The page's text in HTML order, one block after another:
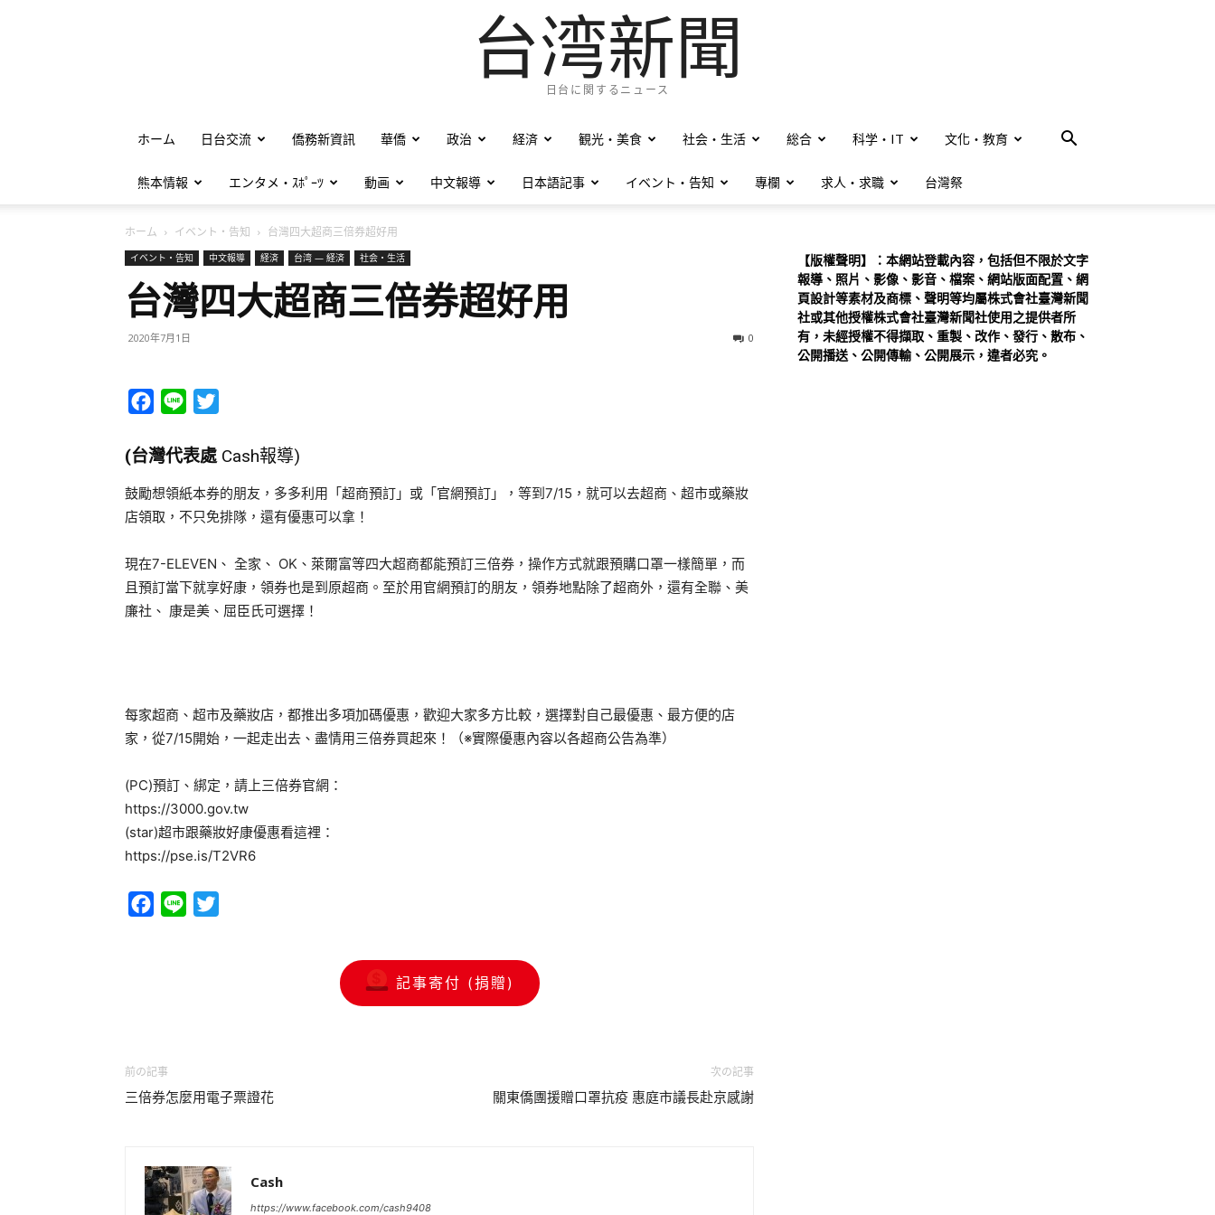
台湾新聞
日台に関するニュース
ホーム 日台交流 僑務新資訊 華僑 政治 経済 観光・美食 社会・生活 総合 科学・IT 文化・教育
熊本情報 エンタメ・ｽﾎﾟｰﾂ 動画 中文報導 日本語記事 イベント・告知 專欄 求人・求職 台灣祭
ホーム イベント・告知 台灣四大超商三倍券超好用
イベント・告知 中文報導 経済 台湾 — 経済 社会・生活
台灣四大超商三倍券超好用
2020年7月1日 0
Facebook
Line
(台灣代表處 Cash報導)
鼓勵想領紙本券的朋友，多多利用「超商預訂」或「官網預訂」，等到7/15，就可以去超商、超市或藥妝
店領取，不只免排隊，還有優惠可以拿！
現在7-ELEVEN、 全家、 OK、萊爾富等四大超商都能預訂三倍券，操作方式就跟預購口罩一樣簡單，而
且預訂當下就享好康，領券也是到原超商。至於用官網預訂的朋友，領券地點除了超商外，還有全聯、美
廉社、 康是美、屈臣氏可選擇！
每家超商、超市及藥妝店，都推出多項加碼優惠，歡迎大家多方比較，選擇對自己最優惠、最方便的店
家，從7/15開始，一起走出去、盡情用三倍券買起來！（※實際優惠內容以各超商公告為準）
(PC)預訂、綁定，請上三倍券官網：
https://3000.gov.tw
(star)超市跟藥妝好康優惠看這裡：
https://pse.is/T2VR6
Facebook
Line
記事寄付 (捐贈)
前の記事
三倍券怎麼用電子票證花
次の記事
關東僑團援贈口罩抗疫 惠庭市議長赴京感謝
Cash
https://www.facebook.com/cash9408
【版權聲明】：本網站登載內容，包括但不限於文字
報導、照片、影像、影音、檔案、網站版面配置、網
頁設計等素材及商標、聲明等均屬株式會社臺灣新聞
社或其他授權株式會社臺灣新聞社使用之提供者所
有，未經授權不得擷取、重製、改作、發行、散布、
公開播送、公開傳輸、公開展示，違者必究。